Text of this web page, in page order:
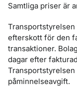
Samtliga priser är
Transportstyrelsen
efterskott för den
transaktioner.
dagar efter
påminnelseavgift.